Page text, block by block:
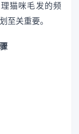
猫咪毛发的频
至关重要。